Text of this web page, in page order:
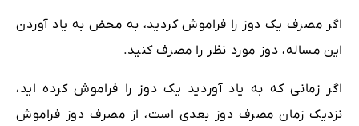
اگر مصرف یک دوز را فراموش کردید، به محض به یاد آوردن
این مساله، دوز مورد نظر را مصرف کنید.
اگر زمانی که به یاد آوردید یک دوز را فراموش کرده اید،
نزدیک زمان مصرف دوز بعدی است، از مصرف دوز فراموش